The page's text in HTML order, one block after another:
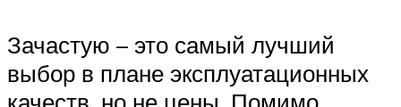
Зачастую – это самый лучший
выбор в плане эксплуатационных